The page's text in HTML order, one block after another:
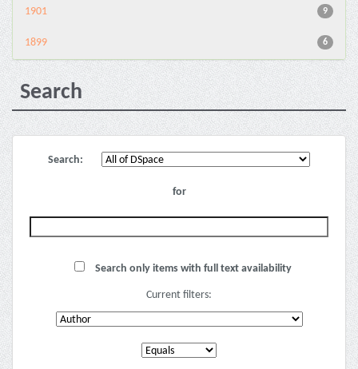
9
1901
6
1899
Search
Search:
for
Search only items with full text availability
Current filters: